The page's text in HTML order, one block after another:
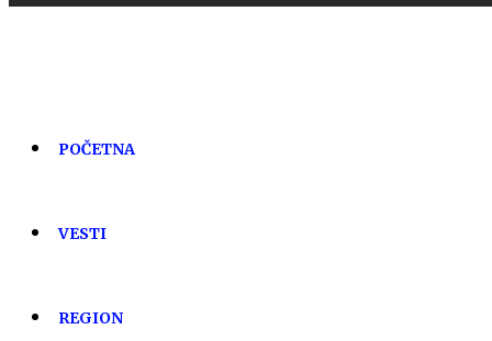
POČETNA
VESTI
REGION